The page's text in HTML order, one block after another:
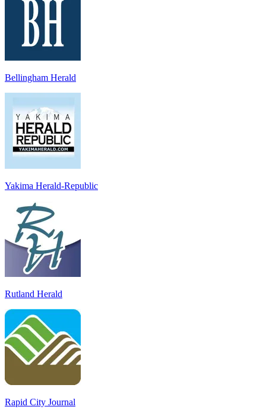
Bellingham Herald
Yakima Herald-Republic
Rutland Herald
Rapid City Journal